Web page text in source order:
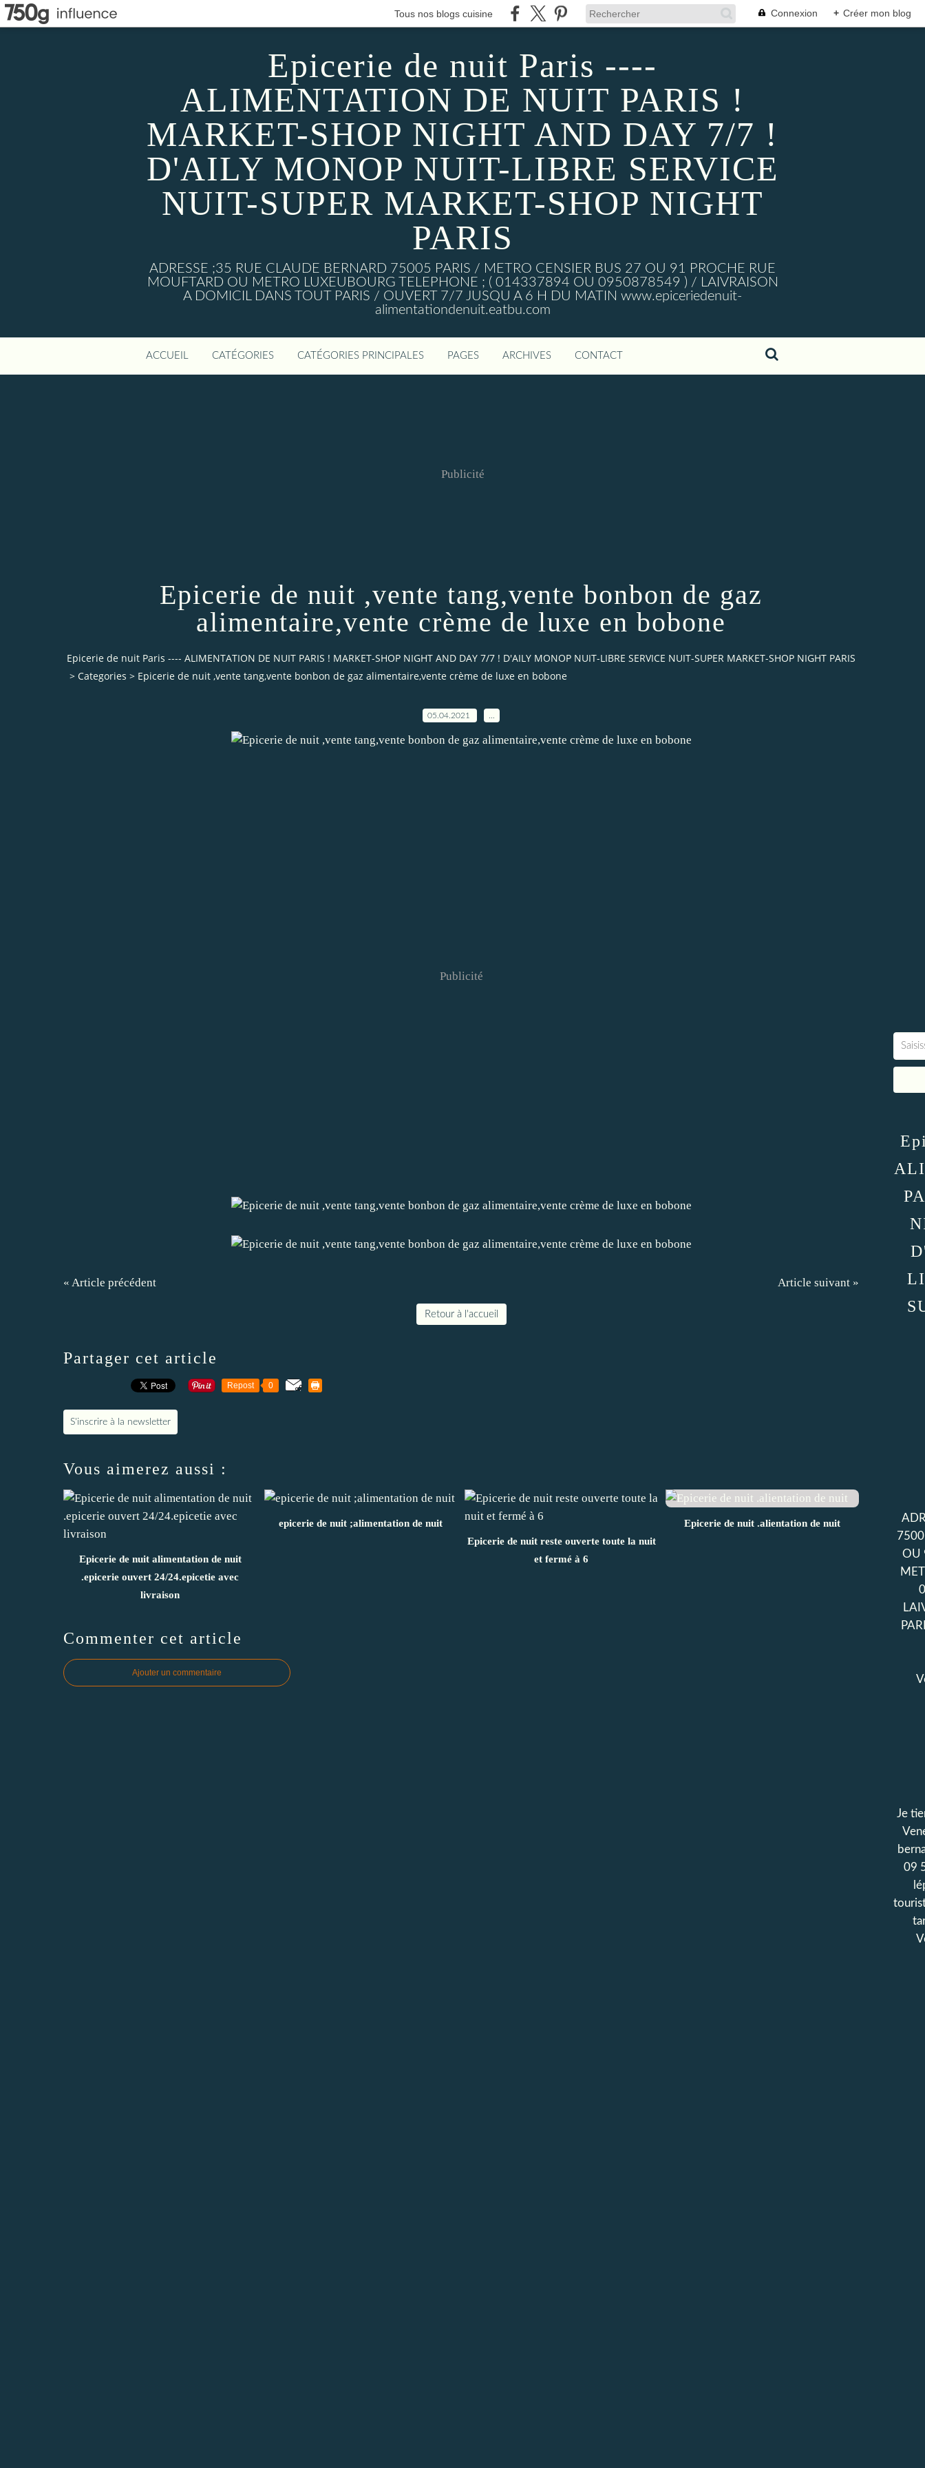
Tous nos blogs cuisine Connexion + Créer mon blog
Epicerie de nuit Paris ----
ALIMENTATION DE NUIT PARIS !
MARKET-SHOP NIGHT AND DAY 7/7 !
D'AILY MONOP NUIT-LIBRE SERVICE
NUIT-SUPER MARKET-SHOP NIGHT
PARIS
ADRESSE ;35 RUE CLAUDE BERNARD 75005 PARIS / METRO CENSIER BUS 27 OU 91 PROCHE RUE
MOUFTARD OU METRO LUXEUBOURG TELEPHONE ; ( 014337894 OU 0950878549 ) / LAIVRAISON
A DOMICIL DANS TOUT PARIS / OUVERT 7/7 JUSQU A 6 H DU MATIN www.epiceriedenuit-
alimentationdenuit.eatbu.com
ACCUEIL CATÉGORIES CATÉGORIES PRINCIPALES PAGES ARCHIVES CONTACT
Publicité
Epicerie de nuit ,vente tang,vente bonbon de gaz
alimentaire,vente crème de luxe en bobone
Epicerie de nuit Paris ---- ALIMENTATION DE NUIT PARIS ! MARKET-SHOP NIGHT AND DAY 7/7 ! D'AILY MONOP NUIT-LIBRE SERVICE NUIT-SUPER MARKET-SHOP NIGHT PARIS
> Categories > Epicerie de nuit ,vente tang,vente bonbon de gaz alimentaire,vente crème de luxe en bobone
05.04.2021
Publicité
« Article précédent Article suivant »
Retour à l'accueil
Partager cet article
Repost 0
S'inscrire à la newsletter
Vous aimerez aussi :
Epicerie de nuit alimentation de nuit
.epicerie ouvert 24/24.epicetie avec
livraison
epicerie de nuit ;alimentation de nuit
Epicerie de nuit reste ouverte toute la nuit
et fermé à 6
Epicerie de nuit .alientation de nuit
Commenter cet article
Ajouter un commentaire
OU
Je
09